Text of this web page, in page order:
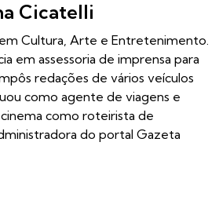
Cicatelli
em Cultura, Arte e Entretenimento.
em assessoria de imprensa para
redações de vários veículos
como agente de viagens e
como roteirista de
do portal Gazeta